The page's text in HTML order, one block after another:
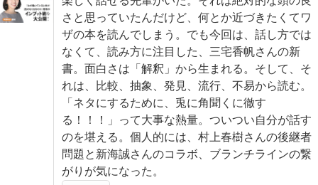
さと思っていたんだけど、何とか近づきたくてワ
ザの本を読んでしまう。でも今回は、話し方では
なくて、読み方に注目した、三宅香帆さんの新
書。面白さは「解釈」から生まれる。そして、そ
れは、比較、抽象、発見、流行、不易から読む。
「ネタにするために、兎に角聞くに徹す
る！！！」って大事な熱量。ついつい自分が話す
のを堪える。個人的には、村上春樹さんの後継者
問題と新海誠さんのコラボ、ブランチラインの繋
がりが気になった。